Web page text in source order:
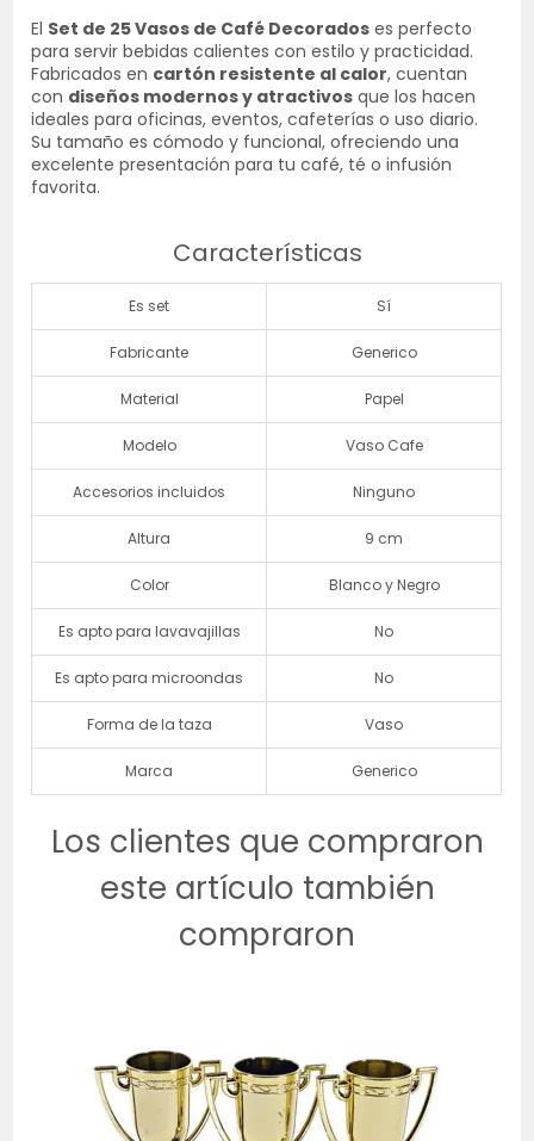
El Set de 25 Vasos de Café Decorados es perfecto
para servir bebidas calientes con estilo y practicidad.
Fabricados en cartón resistente al calor, cuentan
con diseños modernos y atractivos que los hacen
ideales para oficinas, eventos, cafeterías o uso diario.
Su tamaño es cómodo y funcional, ofreciendo una
excelente presentación para tu café, té o infusión
favorita.
Características
Es set Sí
Fabricante Generico
Material Papel
Modelo Vaso Cafe
Accesorios incluidos Ninguno
Altura 9 cm
Color Blanco y Negro
Es apto para lavavajillas No
Es apto para microondas No
Forma de la taza Vaso
Marca Generico
Los clientes que compraron
este artículo también
compraron